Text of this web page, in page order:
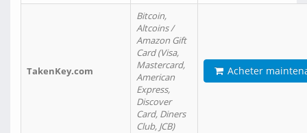
TakenKey.com
Bitcoin,
Altcoins /
Amazon Gift
Card (Visa,
Mastercard,
American
Express,
Discover
Card, Diners
Club, JCB)
Acheter